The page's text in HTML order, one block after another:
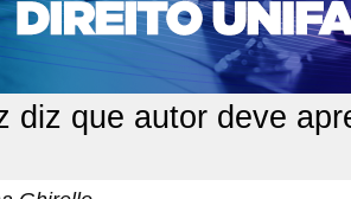
(2011) > Ghirello
diz que autor deve